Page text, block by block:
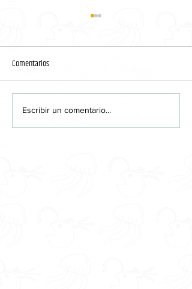
Metralla
Comentarios
Escribir un comentario...